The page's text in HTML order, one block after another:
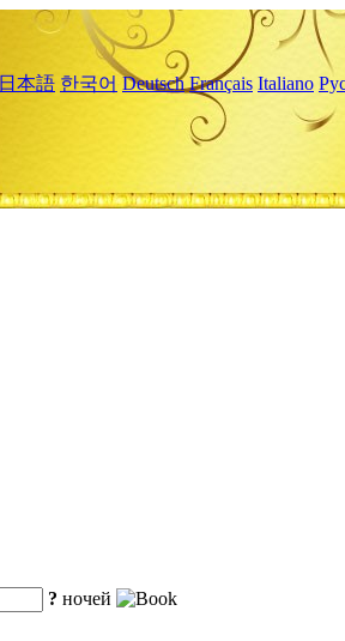
日本語 한국어 Deutsch Français Italiano
? ночей